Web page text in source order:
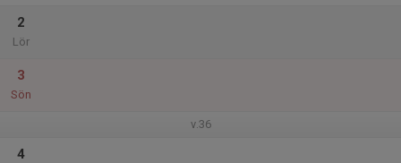
2
Lör
3
Sön
v.36
4